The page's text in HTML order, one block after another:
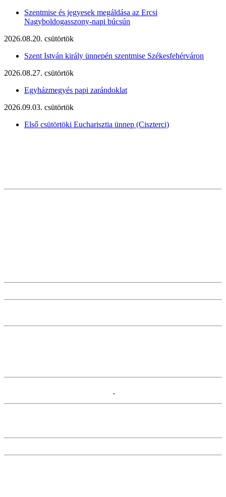
Szentmise és jegyesek megáldása az Ercsi
Nagyboldogasszony-napi búcsún
2026.08.20. csütörtök
Szent István király ünnepén szentmise Székesfehérváron
2026.08.27. csütörtök
Egyházmegyés papi zarándoklat
2026.09.03. csütörtök
Első csütörtöki Eucharisztia ünnep (Ciszterci)